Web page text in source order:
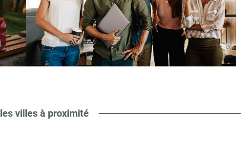
villes à proximité